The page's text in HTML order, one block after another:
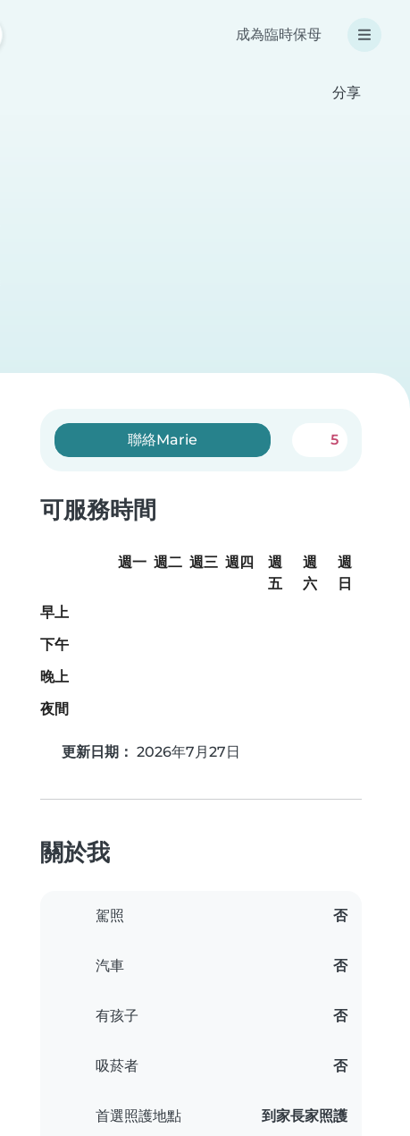
成為臨時保母
分享
聯絡Marie 5
可服務時間
週一 週二 週三 週四
週
五
週
六
週
日
早上
下午
晚上
夜間
更新日期： 2026年7月27日
關於我
駕照 否
汽車 否
有孩子 否
吸菸者 否
首選照護地點 到家長家照護